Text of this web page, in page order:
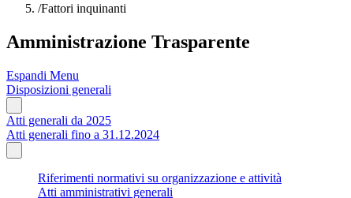
/Fattori inquinanti
Amministrazione Trasparente
Espandi Menu
Disposizioni generali
Atti generali da 2025
Atti generali fino a 31.12.2024
Riferimenti normativi su organizzazione e attività
Atti amministrativi generali